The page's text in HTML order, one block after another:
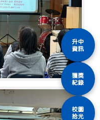
升中
資訊
獲獎
紀錄
校園
拾光